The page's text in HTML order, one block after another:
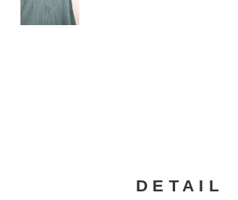
DETAIL